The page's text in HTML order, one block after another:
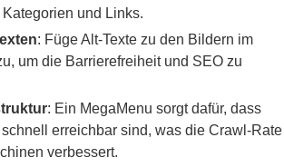
und Links.
: Füge Alt-Texte zu den Bildern im
um die Barrierefreiheit und SEO zu
: Ein MegaMenu sorgt dafür, dass
erreichbar sind, was die Crawl-Rate
verbessert.